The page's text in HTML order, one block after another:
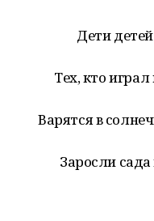
Дети
Тех, кто
Варятся в
Заросли